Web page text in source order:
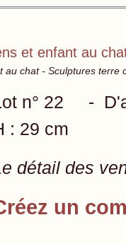
et enfant au
chat - Sculptures terre
n° 22 -
: 29 cm
détail des
un